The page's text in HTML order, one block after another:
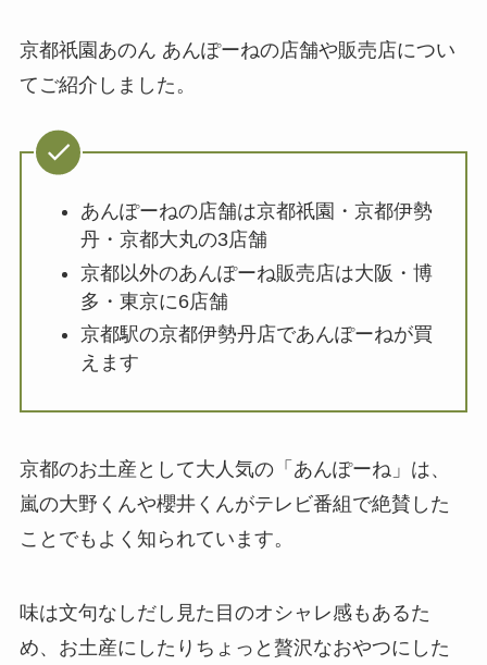
京都祇園あのん あんぽーねの店舗や販売店につい
てご紹介しました。
あんぽーねの店舗は京都祇園・京都伊勢
丹・京都大丸の3店舗
京都以外のあんぽーね販売店は大阪・博
多・東京に6店舗
京都駅の京都伊勢丹店であんぽーねが買
えます
京都のお土産として大人気の「あんぽーね」は、
嵐の大野くんや櫻井くんがテレビ番組で絶賛した
ことでもよく知られています。
味は文句なしだし見た目のオシャレ感もあるた
め、お土産にしたりちょっと贅沢なおやつにした